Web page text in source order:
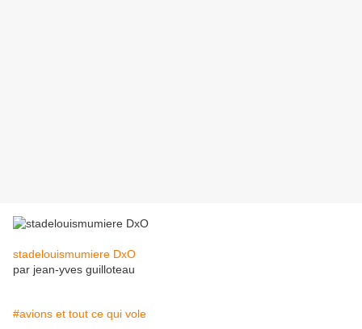
stadelouismumiere DxO
par jean-yves guilloteau
#avions et tout ce qui vole